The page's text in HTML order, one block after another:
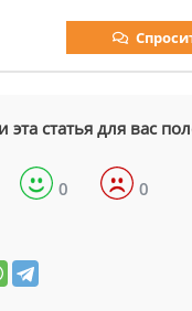
эта статья для вас
0 0